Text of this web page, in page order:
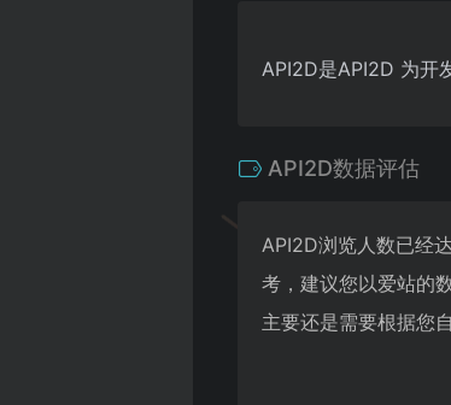
API2D是API2D 为开
API2D数据评估
API2D浏览人数已经
考，建议您以爱站的
主要还是需要根据您